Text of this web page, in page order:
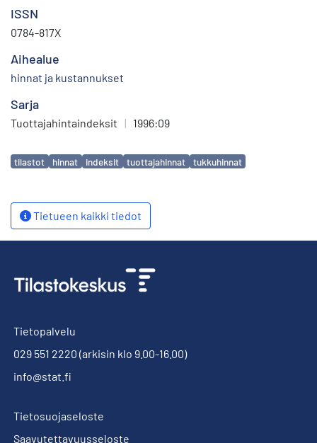
ISSN
0784-817X
Aihealue
hinnat ja kustannukset
Sarja
Tuottajahintaindeksit | 1996:09
Avainsanat
tilastot hinnat indeksit tuottajahinnat tukkuhinnat
Tietueen kaikki tiedot
Tietopalvelu
029 551 2220 (arkisin klo 9.00-16.00)
info@stat.fi
Tietosuojaseloste
Saavutettavuusseloste